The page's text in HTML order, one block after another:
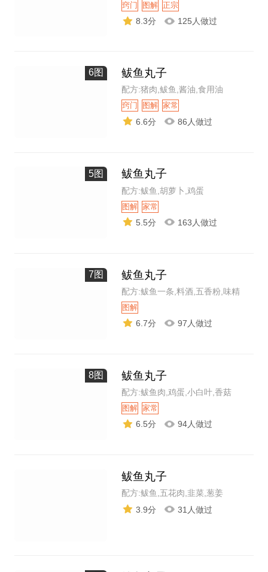
窍门 图解 正宗
8.3分 125人做过
6图 鲅鱼丸子
配方:猪肉,鲅鱼,酱油,食用油
窍门 图解 家常
6.6分 86人做过
5图 鲅鱼丸子
配方:鲅鱼,胡萝卜,鸡蛋
图解 家常
5.5分 163人做过
7图 鲅鱼丸子
配方:鲅鱼一条,料酒,五香粉,味精
图解
6.7分 97人做过
8图 鲅鱼丸子
配方:鲅鱼肉,鸡蛋,小白叶,香菇
图解 家常
6.5分 94人做过
鲅鱼丸子
配方:鲅鱼,五花肉,韭菜,葱姜
3.9分
31人做过